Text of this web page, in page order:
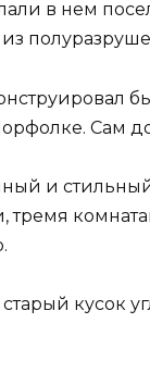
в нем
Сам
и
тремя
кусок